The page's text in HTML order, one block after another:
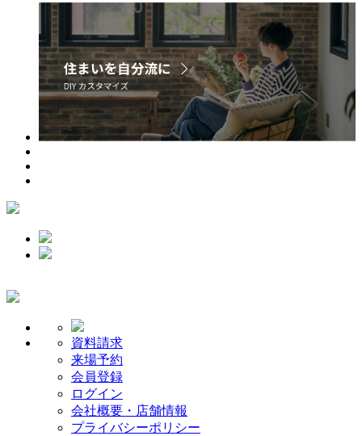
資料請求
来場予約
会員登録
ログイン
会社概要・店舗情報
プライバシーポリシー